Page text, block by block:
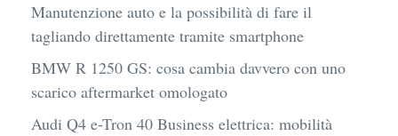
Manutenzione auto e la possibilità di fare il
tagliando direttamente tramite smartphone
BMW R 1250 GS: cosa cambia davvero con uno
scarico aftermarket omologato
Audi Q4 e-Tron 40 Business elettrica: mobilità